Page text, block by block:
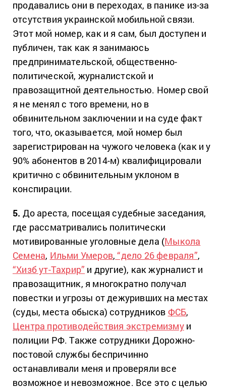
продавались они в переходах, в панике из-за
отсутствия украинской мобильной связи.
Этот мой номер, как и я сам, был доступен и
публичен, так как я занимаюсь
предпринимательской, общественно-
политической, журналистской и
правозащитной деятельностью. Номер свой
я не менял с того времени, но в
обвинительном заключении и на суде факт
того, что, оказывается, мой номер был
зарегистрирован на чужого человека (как и у
90% абонентов в 2014-м) квалифицировали
критично с обвинительным уклоном в
конспирации.
5. До ареста, посещая судебные заседания,
где рассматривались политически
мотивированные уголовные дела (Мыкола
Семена, Ильми Умеров, “дело 26 февраля”,
“Хизб ут-Тахрир” и другие), как журналист и
правозащитник, я многократно получал
повестки и угрозы от дежуривших на местах
(суды, места обыска) сотрудников ФСБ,
Центра противодействия экстремизмуи
полиции РФ. Также сотрудники Дорожно-
постовой службы беспричинно
останавливали меня и проверяли все
возможное и невозможное. Все это с целью